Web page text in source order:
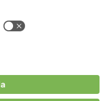
till Portalen!